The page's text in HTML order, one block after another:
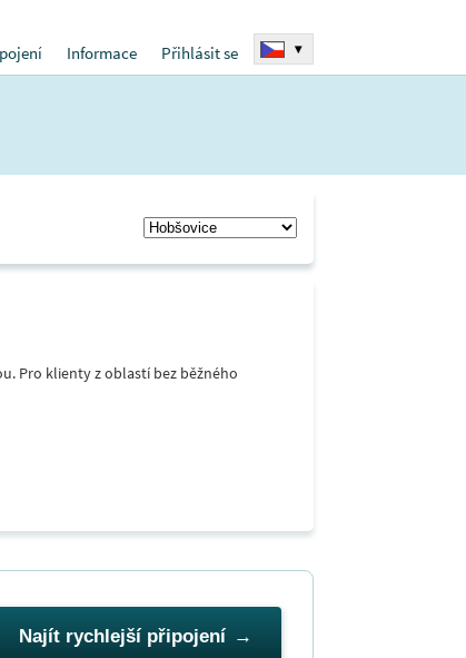
Informace Přihlásit se ▾
Pro klienty z oblastí bez běžného
Najít rychlejší připojení